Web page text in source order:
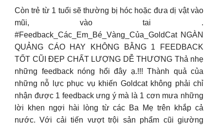
Còn trẻ từ 1 tuổi sẽ thường bị hóc hoặc đưa dị vật vào
mũi, vào tai .
#Feedback_Các_Em_Bé_Vàng_Của_GoldCat NGÀN
QUẢNG CÁO HAY KHÔNG BẰNG 1 FEEDBACK
TỐT ️CŨI ĐẸP ️CHẤT LƯỢNG ️DỄ THƯƠNG Thả nhẹ
những feedback nóng hổi đây ạ.!!! Thành quả của
những nỗ lực phục vụ khiến Goldcat không phải chỉ
nhận được 1 feedback ưng ý mà là 1 cơn mưa những
lời khen ngợi hài lòng từ các Ba Mẹ trên khắp cả
nước. Với cải tiến vượt trội sản phẩm cũi giường